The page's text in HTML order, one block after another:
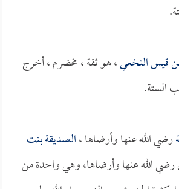
قيس النخعي، هو ثقة ، مخضرم ، أخرج
الستة.
رضي الله عنها وأرضاها ،الصديقة بنت
رضي الله عنها وأرضاها، وهي واحدة من